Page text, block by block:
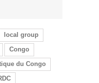
local group
Congo
du Congo